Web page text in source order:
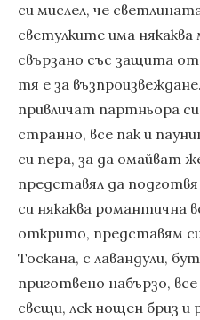
си мислел, че
светулките има
свързано със защита
тя е за
привличат партньора
странно, все пак и
си пера, за да омайват
представял да
си някаква романтична
открито, представям
Тоскана, с лавандули,
приготвено набързо,
свещи, лек нощен бриз и